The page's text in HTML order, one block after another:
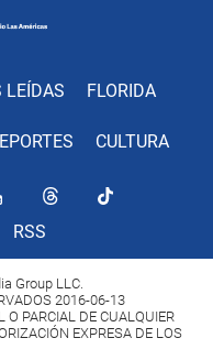
LEÍDAS FLORIDA
CULTURA
RSS
Group LLC.
2016-06-13
O PARCIAL DE CUALQUIER
EXPRESA DE LOS